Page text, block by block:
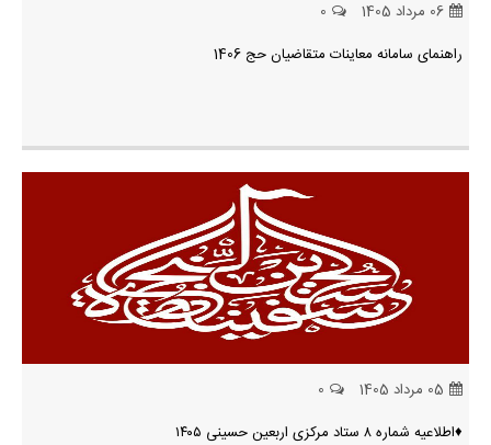
06 مرداد 1405
0
راهنمای سامانه معاینات متقاضیان حج 1406
05 مرداد 1405
0
♦️اطلاعیه شماره ۸ ستاد مرکزی اربعین حسینی ۱۴۰۵